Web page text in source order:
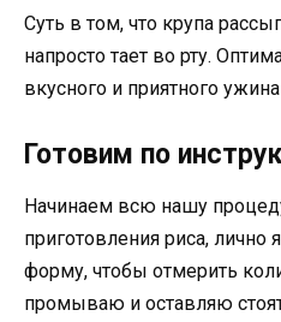
Суть в том, что крупа
напросто тает во рту.
вкусного и приятного
Готовим по
Начинаем всю нашу
приготовления риса,
форму, чтобы отмерить
промываю и оставляю